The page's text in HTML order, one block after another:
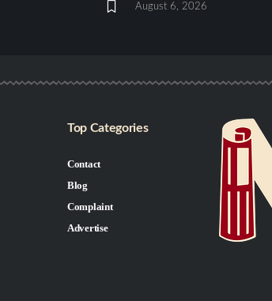
August 6, 2026
Top Categories
Contact
Blog
Complaint
Advertise